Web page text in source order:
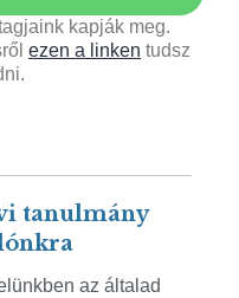
kapják meg.
ezen a linken tudsz
tanulmány
az általad